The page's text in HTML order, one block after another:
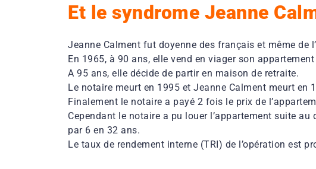
Et le syndrome Jeanne
Jeanne Calment fut doyenne des français et même de
En 1965, à 90 ans, elle vend en viager son
A 95 ans, elle décide de partir en maison de retraite.
Le notaire meurt en 1995 et Jeanne Calment meurt en
Finalement le notaire a payé 2 fois le prix de
Cependant le notaire a pu louer l’appartement suite
par 6 en 32 ans.
Le taux de rendement interne (TRI) de l’opération est